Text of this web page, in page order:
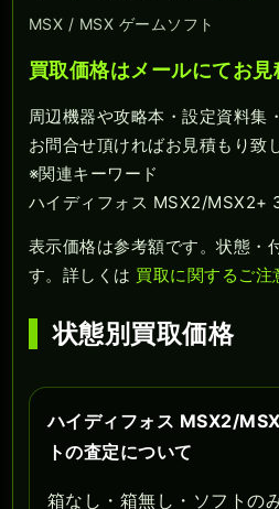
MSX / MSX ゲームソフト
買取価格はメールにてお見
周辺機器や攻略本・設定資料集
お問合せ頂ければお見積もり致
※関連キーワード
ハイディフォス MSX2/MSX2+
表示価格は参考額です。状態・
す。詳しくは 買取に関するご注
状態別買取価格
ハイディフォス MSX2/
トの査定について
箱なし・箱無し・ソフトの